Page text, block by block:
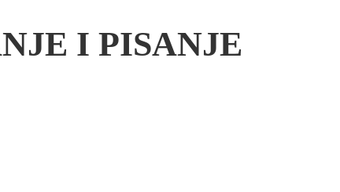
I PISANJE